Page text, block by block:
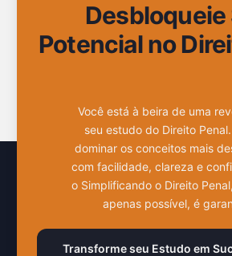
Desbloqueie
Potencial no
Você está à beira de uma
seu estudo do Direito
dominar os conceitos mais
com facilidade, clareza e
o Simplificando o Direito
apenas possível, é
Transforme seu Estudo em